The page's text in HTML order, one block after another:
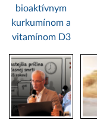
bioaktívnym
kurkumínom a
vitamínom D3